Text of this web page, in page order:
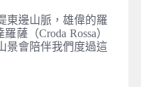
東邊山脈，雄偉的羅
薩（Croda Rossa）
景會陪伴我們度過這